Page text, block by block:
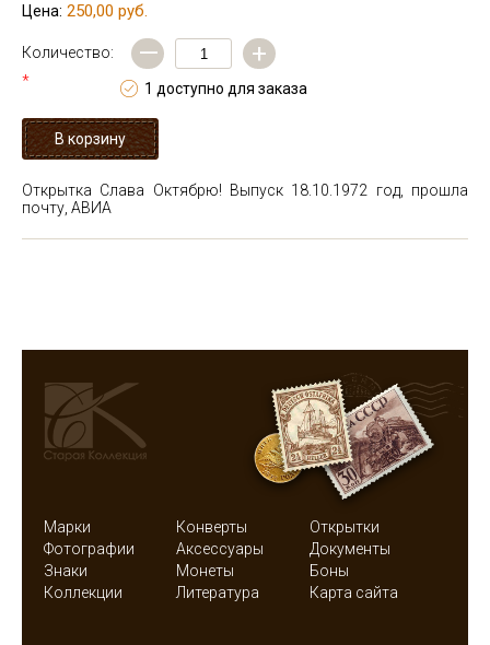
Цена: 250,00 руб.
Количество:
*
— +
1 доступно для заказа
Открытка Слава Октябрю! Выпуск 18.10.1972 год, прошла
почту, АВИА
Марки Конверты
Открытки
Фотографии
Аксессуары
Документы
Знаки
Монеты
Боны
Коллекции
Литература Карта сайта